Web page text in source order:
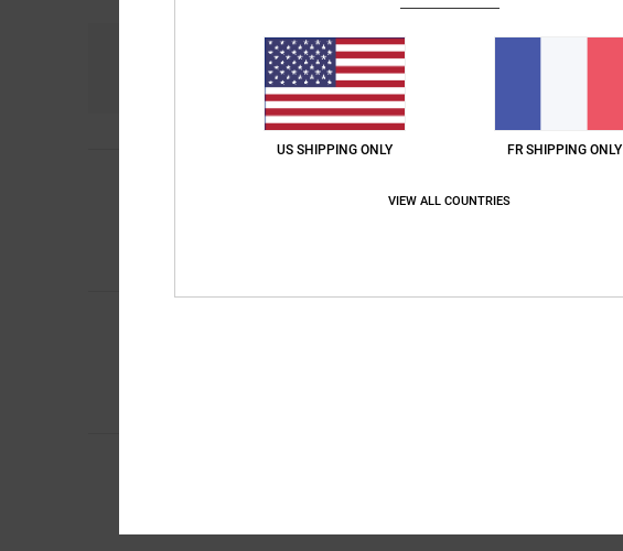
Confort
4.3
Chaud
US SHIPPING ONLY FR SHIPPING ONLY
VIEW ALL COUNTRIES